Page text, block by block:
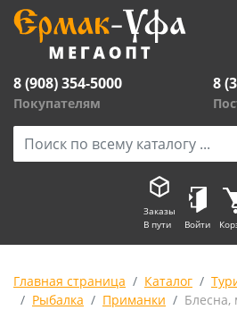
8 (908) 354-5000
Покупателям
8
Заказы
В пути
Войти
Главная страница Каталог
Рыбалка
Приманки Блесна,